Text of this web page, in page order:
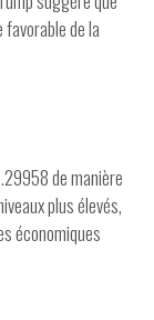
de la
de manière
plus élevés,
économiques